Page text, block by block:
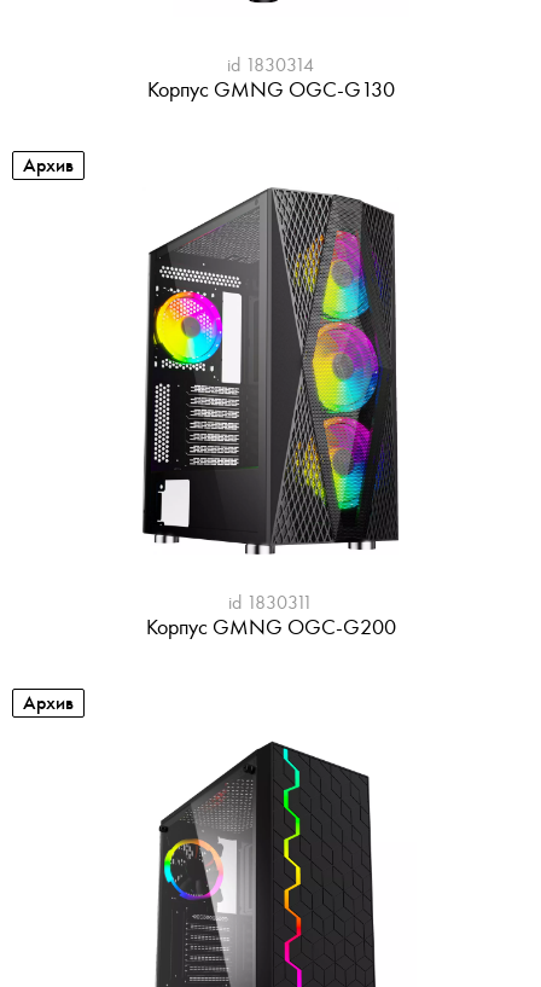
id 1830314
Корпус GMNG OGC-G130
Архив
id 1830311
Корпус GMNG OGC-G200
Архив